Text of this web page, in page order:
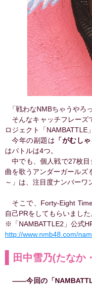
「戦わなNMBちゃうやろっ
そんなキャッチフレーズ
ロジェクト「NAMBATTLE
今年の副題は 「がむし
はバトルは4つ。
中でも、個人戦で27枚目
曲を歌うアンダーガールズ
～」は、注目度ナンバーワ
そこで、Forty-Eight
自己PRをしてもらいました
※「NAMBATTLE2」公式
http://www.nmb48.com/
田中雪乃(たなか
――今回の「